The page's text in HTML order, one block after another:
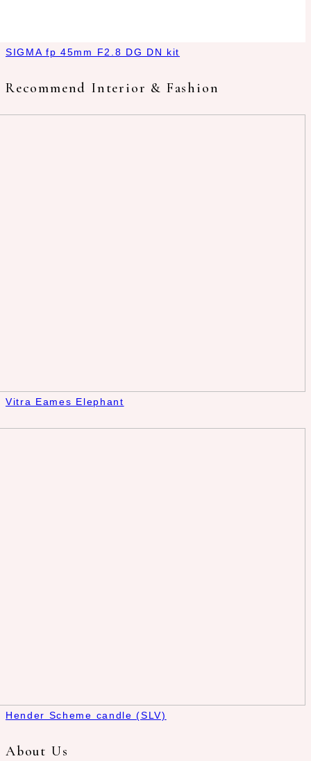
SIGMA fp 45mm F2.8 DG DN kit
Recommend Interior & Fashion
Vitra Eames Elephant
Hender Scheme candle (SLV)
About Us